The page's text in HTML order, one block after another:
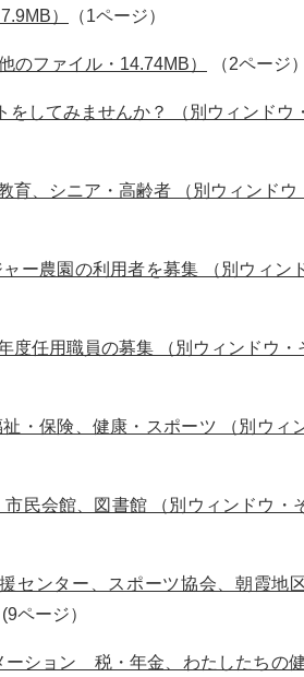
） （1ページ）
のファイル・14.74MB） （2ページ）
してみませんか？ （別ウィンドウ
、シニア・高齢者 （別ウィンドウ
ー農園の利用者を募集 （別ウィン
任用職員の募集 （別ウィンドウ・
・保険、健康・スポーツ （別ウィ
民会館、図書館 （別ウィンドウ・
ンター、スポーツ協会、朝霞地
(9ページ）
ーション 税・年金、わたしたちの